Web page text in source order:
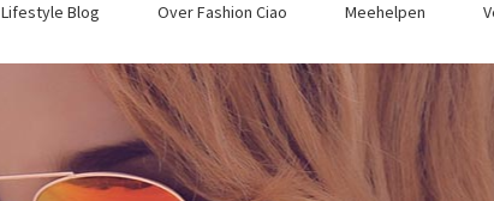
Lifestyle Blog Over Fashion Ciao Meehelpen